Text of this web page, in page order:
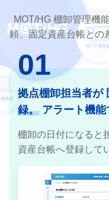
MOT/HG 棚卸管理機
頼、固定資産台帳との
01
拠点棚卸担当者が
録。アラート機能
棚卸の日付になると
資産台帳へ登録して